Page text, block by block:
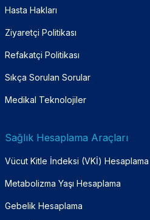
Hasta Hakları
Ziyaretçi Politikası
Refakatçi Politikası
Sıkça Sorulan Sorular
Medikal Teknolojiler
Sağlık Hesaplama Araçları
Vücut Kitle İndeksi (VKİ) Hesaplama
Metabolizma Yaşı Hesaplama
Gebelik Hesaplama